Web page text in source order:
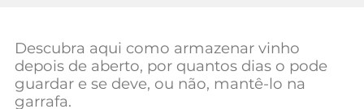
Tecnologia
Negócios
Descubra aqui como armazenar vinho
depois de aberto, por quantos dias o pode
guardar e se deve, ou não, mantê-lo na
garrafa.